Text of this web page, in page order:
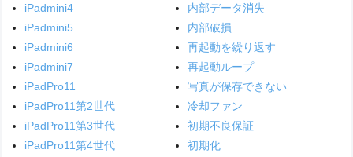
iPadmini4
iPadmini5
iPadmini6
iPadmini7
iPadPro11
iPadPro11第2世代
iPadPro11第3世代
iPadPro11第4世代
内部データ消失
内部破損
再起動を繰り返す
再起動ループ
写真が保存できない
冷却ファン
初期不良保証
初期化